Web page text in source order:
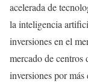
acelerada de
la inteligencia
inversiones en el
mercado de centros
inversiones por más